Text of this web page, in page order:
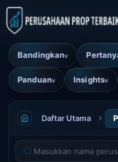
Bandingkanv
Panduanv Insightsv
Daftar Utama